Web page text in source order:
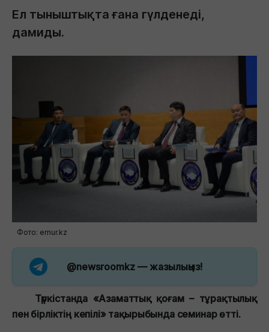
Ел тыныштықта ғана гүлденеді,
дамиды.
Фото: ernur.kz
@newsroomkz — жазылыңыз!
Түркістанда «Азаматтық қоғам – тұрақтылық
пен бірліктің кепілі» тақырыбында семинар өтті.